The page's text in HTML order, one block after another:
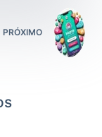
PRÓXIMO